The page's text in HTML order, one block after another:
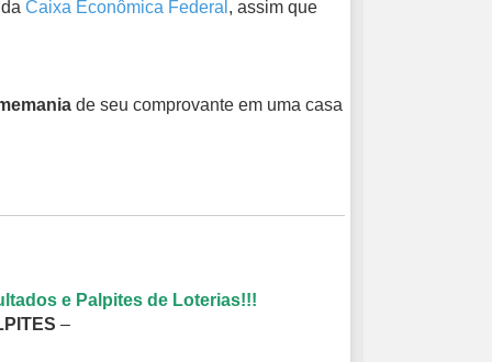
Caixa Econômica Federal , assim que
de seu comprovante em uma casa
e Palpites de Loterias!!!
–